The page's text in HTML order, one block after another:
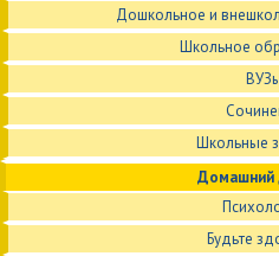
Дошкольное и
Школьное
Школьные
Домашний
Будьте